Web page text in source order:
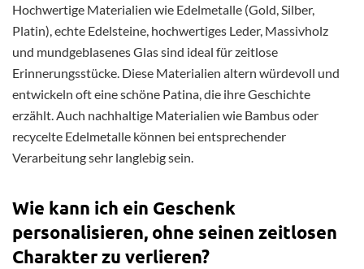
Hochwertige Materialien wie Edelmetalle (Gold, Silber,
Platin), echte Edelsteine, hochwertiges Leder, Massivholz
und mundgeblasenes Glas sind ideal für zeitlose
Erinnerungsstücke. Diese Materialien altern würdevoll und
entwickeln oft eine schöne Patina, die ihre Geschichte
erzählt. Auch nachhaltige Materialien wie Bambus oder
recycelte Edelmetalle können bei entsprechender
Verarbeitung sehr langlebig sein.
Wie kann ich ein Geschenk
personalisieren, ohne seinen zeitlosen
Charakter zu verlieren?